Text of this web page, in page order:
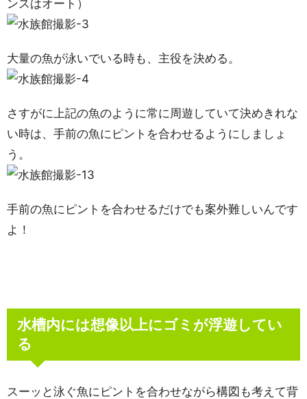
ンスはオート）
大量の魚が泳いでいる時も、主役を決める。
さすがに上記の魚のように常に周遊していて決めきれな
い時は、手前の魚にピントを合わせるようにしましょ
う。
手前の魚にピントを合わせるだけでも案外難しいんです
よ！
水槽内には想像以上にゴミが浮遊してい
る
スーッと泳ぐ魚にピントを合わせながら構図も考えて背